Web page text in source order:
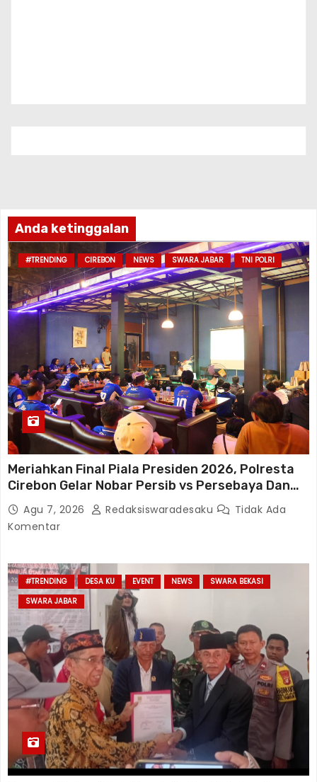
Anda ketinggalan
#TRENDING CIREBON NEWS SWARA JABAR TNI POLRI
Meriahkan Final Piala Presiden 2026, Polresta
Cirebon Gelar Nobar Persib vs Persebaya Dan
Bagi-Bagi Motor Listrik
Agu 7, 2026 Redaksiswaradesaku
Tidak Ada
Komentar
#TRENDING DESA KU EVENT NEWS
SWARA BEKASI
SWARA JABAR